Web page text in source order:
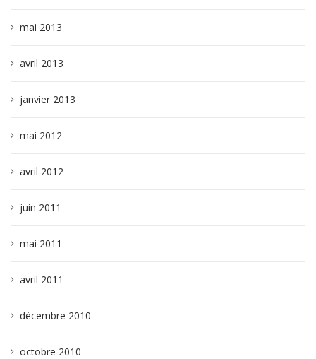
mai 2013
avril 2013
janvier 2013
mai 2012
avril 2012
juin 2011
mai 2011
avril 2011
décembre 2010
octobre 2010